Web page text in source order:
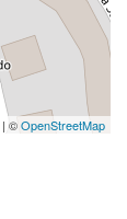
| ©OpenStreetMap